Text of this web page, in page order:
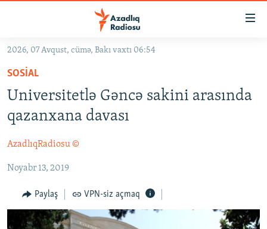
Əsas
qayıt
Əsas
qayıt
Axtarışa
GÜNDƏM
#ƏSLINDƏ
FƏRQƏ BAX
QANUNI DOĞRU
ARAŞDIRMA
MULTIMEDIA
2026, 07 Avqust, cümə, Bakı vaxtı 06:54
SOSIAL
Universitetlə Gəncə sakini arasında
qazanxana davası
AzadlıqRadiosu ©
Noyabr 13, 2019
Paylaş VPN-siz açmaq